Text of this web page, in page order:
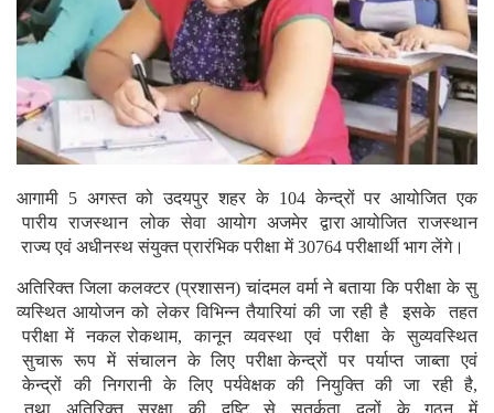
आगामी 5 अगस्त को उदयपुर शहर के 104 केन्द्रों पर आयोजित एक
पारीय राजस्थान लोक सेवा आयोग अजमेर द्वारा आयोजित राजस्थान
राज्य एवं अधीनस्थ संयुक्त प्रारंभिक परीक्षा में 30764 परीक्षार्थी भाग लेंगे।
अतिरिक्त जिला कलक्टर (प्रशासन) चांदमल वर्मा ने बताया कि परीक्षा के सु
व्यस्थित आयोजन को लेकर विभिन्न तैयारियां की जा रही है इसके तहत
परीक्षा में नकल रोकथाम, कानून व्यवस्था एवं परीक्षा के सुव्यवस्थित
सुचारू रूप में संचालन के लिए परीक्षा केन्द्रों पर पर्याप्त जाब्ता एवं
केन्द्रों की निगरानी के लिए पर्यवेक्षक की नियुक्ति की जा रही है,